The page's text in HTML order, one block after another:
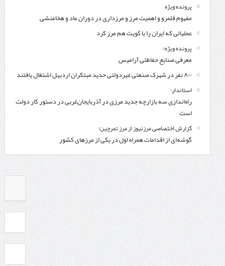
پرونده ویژه
مفهوم قلمرو و اهمیت مرز و مرزداری در دوران ماد و هخامنشی
عملیاتی که ایران را با کویت هم مرز کرد
پرونده ویژه؛
معرفی صنایع حفاظتی آرامیس
۸۰۰ نفر در شهرک صنعتی غیردولتی حدید مبتکران اردبیل اشتغال یافتند
استاندار:
راه‌اندازی سه بازارچه جدید مرزی در آذربایجان‌غربی در دستور کار دولت
است
گزارش اختصاصی مرزنیوز از مرز تمرچین؛
گوشه‌ای از اقدامات همراه اول در یکی از مرزهای کشور